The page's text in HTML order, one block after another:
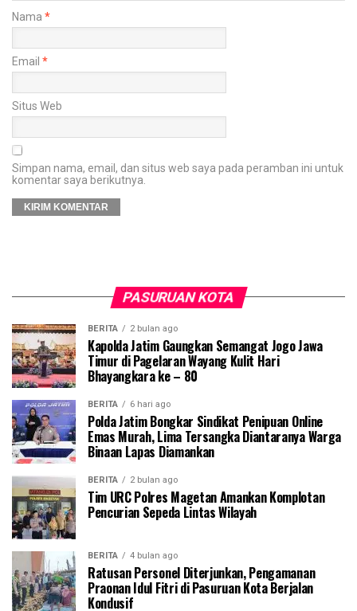
Nama *
Email *
Situs Web
Simpan nama, email, dan situs web saya pada peramban ini untuk
komentar saya berikutnya.
PASURUAN KOTA
BERITA 2 bulan ago
Kapolda Jatim Gaungkan Semangat Jogo Jawa
Timur di Pagelaran Wayang Kulit Hari
Bhayangkara ke – 80
BERITA 6 hari ago
Polda Jatim Bongkar Sindikat Penipuan Online
Emas Murah, Lima Tersangka Diantaranya Warga
Binaan Lapas Diamankan
BERITA 2 bulan ago
Tim URC Polres Magetan Amankan Komplotan
Pencurian Sepeda Lintas Wilayah
BERITA 4 bulan ago
Ratusan Personel Diterjunkan, Pengamanan
Praonan Idul Fitri di Pasuruan Kota Berjalan
Kondusif